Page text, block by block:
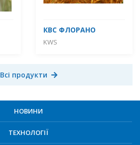
КBC ФЛОРАНО
KWS
Всі продукти
НОВИНИ
ТЕХНОЛОГІЇ